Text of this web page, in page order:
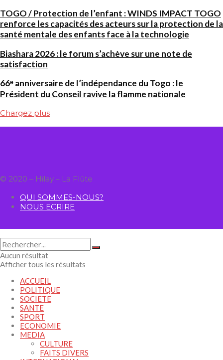
TOGO / Protection de l’enfant : WINDS IMPACT TOGO
renforce les capacités des acteurs sur la protection de la
santé mentale des enfants face à la technologie
Biashara 2026 : le forum s’achève sur une note de
satisfaction
66ᵉ anniversaire de l’indépendance du Togo : le
Président du Conseil ravive la flamme nationale
Chargez plus
© 2020 – Hilay – La Flûte
QUI SOMMES-NOUS?
NOUS ECRIRE
Aucun résultat
Afficher tous les résultats
ACCUEIL
POLITIQUE
SOCIETE
SANTE
SPORT
ECONOMIE
MEDIA
CULTURE
FAITS DIVERS